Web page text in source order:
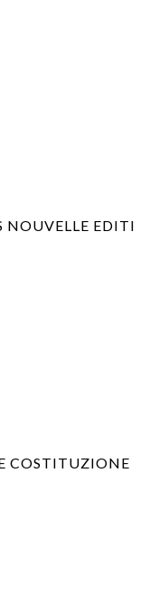
NOUVELLE EDITI
COSTITUZIONE